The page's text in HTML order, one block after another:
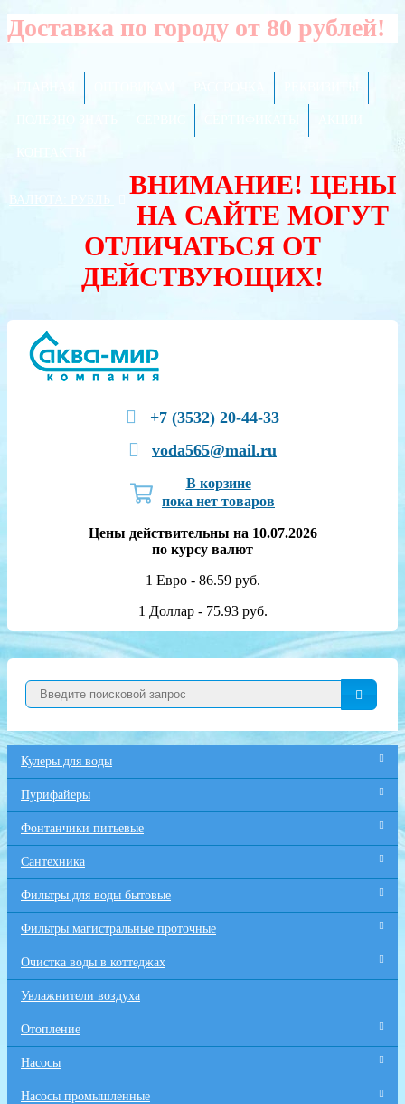
Доставка по городу от 80 рублей!
ВАЛЮТА:
ВНИМАНИЕ! ЦЕНЫ
НА САЙТЕ МОГУТ
ОТЛИЧАТЬСЯ ОТ
ДЕЙСТВУЮЩИХ!
+7 (3532) 20-44-33
voda565@mail.ru
В корзине
пока нет товаров
Цены действительны на 10.07.2026
по курсу валют
1 Евро - 86.59 руб.
1 Доллар - 75.93 руб.
Кулеры для воды
Пурифайеры
Фонтанчики питьевые
Сантехника
Фильтры для воды бытовые
Фильтры магистральные проточные
Очистка воды в коттеджах
Увлажнители воздуха
Отопление
Насосы
Насосы промышленные